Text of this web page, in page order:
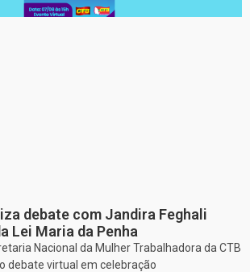
debate com Jandira Feghali
Lei Maria da Penha
Nacional da Mulher Trabalhadora da CTB
debate virtual em celebração